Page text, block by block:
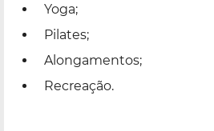
Yoga;
Pilates;
Alongamentos;
Recreação.